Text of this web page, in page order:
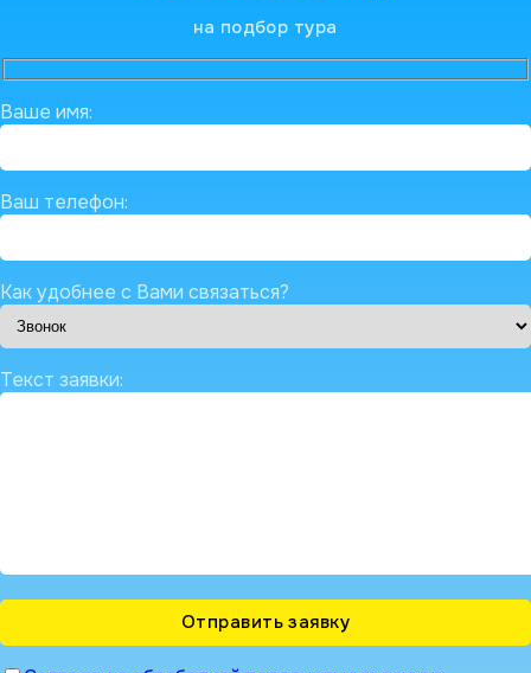
на подбор тура
Ваше имя:
Ваш телефон:
Как удобнее с Вами связаться?
Текст заявки: